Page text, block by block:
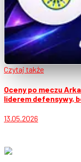
Czytaj także
Oceny po meczu
liderem defensywy,
13.05.2026